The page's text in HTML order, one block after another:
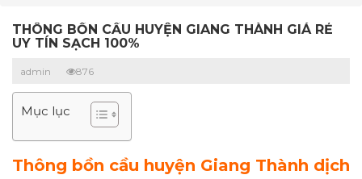
THÔNG BỒN CẦU HUYỆN GIANG THÀNH GIÁ RẺ
UY TÍN SẠCH 100%
admin 876
Mục lục
Thông bồn cầu huyện Giang Thành dịch